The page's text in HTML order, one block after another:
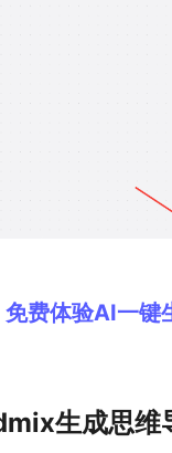
免费体验AI一键
生成思维